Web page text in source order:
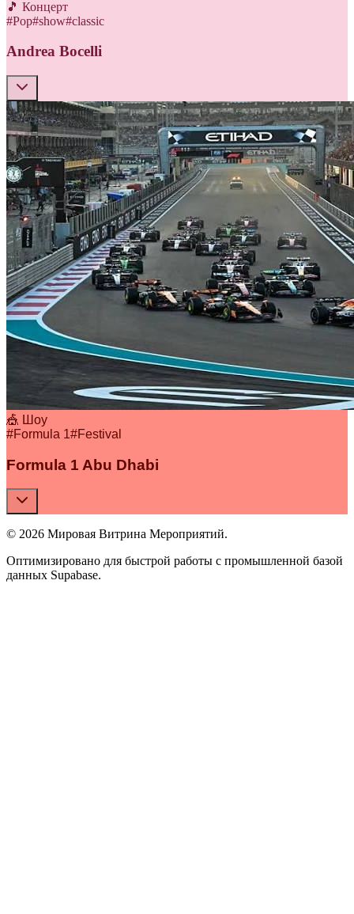
🎵 Концерт
#Pop#show#classic
Andrea Bocelli
🎪 Шоу
#Formula 1#Festival
Formula 1 Abu Dhabi
© 2026 Мировая Витрина Мероприятий.
Оптимизировано для быстрой работы с промышленной базой
данных Supabase.